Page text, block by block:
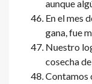
aunque
En el mes
gana, fue
Nuestro
cosecha
Contamos